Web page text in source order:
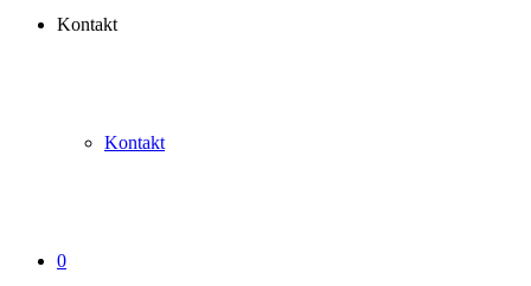
Kontakt
Kontakt
0